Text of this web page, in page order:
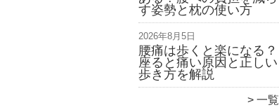
す姿勢と枕の使い方
2026年8月5日
腰痛は歩くと楽になる？
座ると痛い原因と正しい
歩き方を解説
一覧